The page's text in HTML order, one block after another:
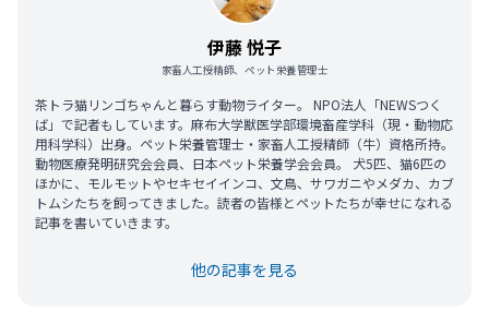
伊藤 悦子
家畜人工授精師、ペット栄養管理士
茶トラ猫リンゴちゃんと暮らす動物ライター。 NPO法人「NEWSつく
ば」で記者もしています。麻布大学獣医学部環境畜産学科（現・動物応
用科学科）出身。ペット栄養管理士・家畜人工授精師（牛）資格所持。
動物医療発明研究会会員、日本ペット栄養学会会員。 犬5匹、猫6匹の
ほかに、モルモットやセキセイインコ、文鳥、サワガニやメダカ、カブ
トムシたちを飼ってきました。読者の皆様とペットたちが幸せになれる
記事を書いていきます。
他の記事を見る